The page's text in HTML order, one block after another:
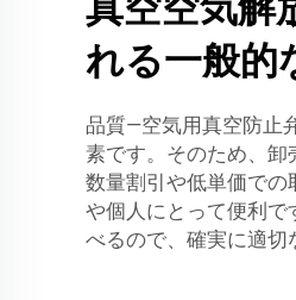
れる一般的
品質—空気用真空防止
素です。そのため、
数量割引や低単価での
や個人にとって便利で
べるので、確実に適切